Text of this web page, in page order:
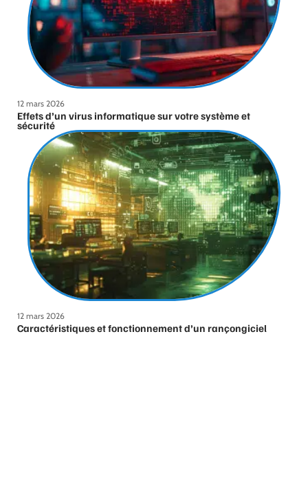
12 mars 2026
Effets d’un virus informatique sur votre système et
sécurité
12 mars 2026
Caractéristiques et fonctionnement d’un rançongiciel
ransomware